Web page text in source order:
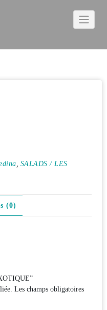
SALADS / LES
(0)
Les champs obligatoires